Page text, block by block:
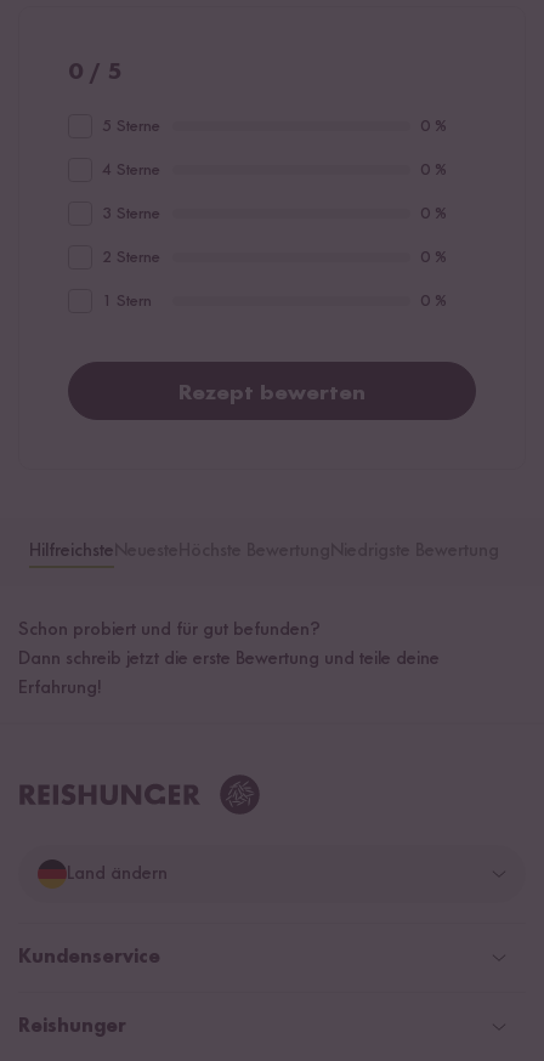
0 / 5
5 Sterne 0 %
4 Sterne 0 %
3 Sterne 0 %
2 Sterne 0 %
1 Stern 0 %
Rezept bewerten
Hilfreichste
Schon probiert und für gut befunden?
Dann schreib jetzt die erste Bewertung und teile deine
Erfahrung!
Land ändern
Deutschland
Kundenservice
Help Center & FAQ
Reishunger